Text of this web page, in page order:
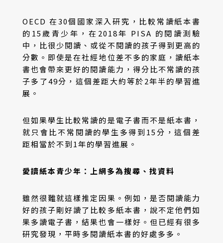
OECD 在30個國家深入研究，比較常讀紙本書
的15歲青少年，在2018年 PISA 的閱讀測驗
中，比很少閱讀、或從不閱讀的孩子得到更高的
分數。即使是在社經地位差不多的家庭，讀紙本
書也會帶來更好的閱讀能力，得分比不常讀的孩
子多了49分，這個差距大約等於2年半的學習進
展。
但如果學生比較常讀的是電子書而不是紙本書，
就只會比不常閱讀的學生多得到15分，這個差
距相當於不到1年的學習進展。
愛讀紙本青少年：上網多為搜尋、找資料
雖然很難就這樣推定因果。例如，是否閱讀能力
好的孩子剛好讀了比較多紙本書，說不定他們如
果多讀電子書，結果也會一樣好。但已經有很多
研究發現，平時多閱讀紙本書的好處多多。